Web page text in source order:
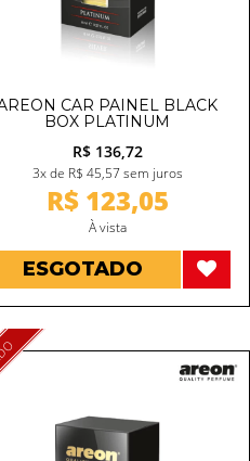
CAR PAINEL BLACK
BOX PLATINUM
R$ 136,72
3x de R$ 45,57 sem juros
R$ 123,05
À vista
ESGOTADO